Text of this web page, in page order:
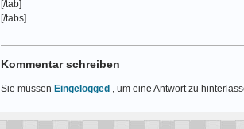
[/tab]
[/tabs]
Kommentar schreiben
Sie müssen Eingelogged , um eine Antwort zu